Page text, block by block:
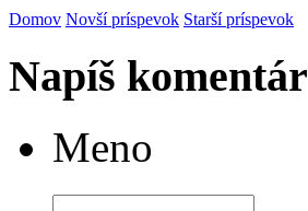
Domov Novší príspevok Starší príspevok
Napíš komentár
Meno